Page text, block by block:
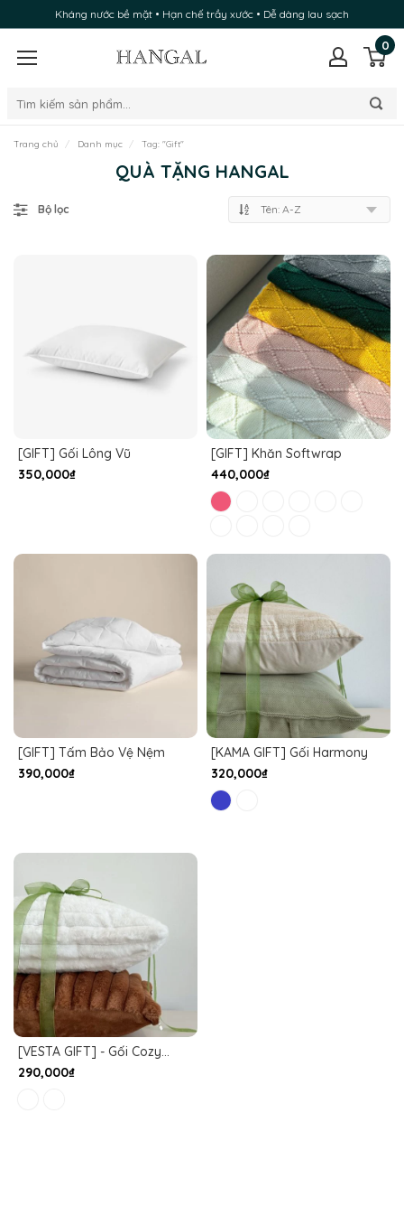
Kháng nước bề mặt • Hạn chế trầy xước • Dễ dàng lau sạch
0
Trang chủ Danh mục Tag: "Gift"
QUÀ TẶNG HANGAL
Bộ lọc
[GIFT] Gối Lông Vũ
350,000₫
[GIFT] Khăn Softwrap
440,000₫
[GIFT] Tấm Bảo Vệ Nệm
390,000₫
[KAMA GIFT] Gối Harmony
320,000₫
[VESTA GIFT] - Gối Cozy
Touch
290,000₫